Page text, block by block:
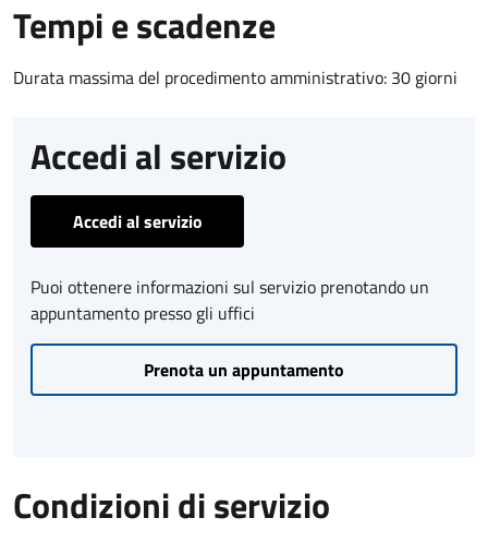
Tempi e scadenze
Durata massima del procedimento amministrativo: 30 giorni
Accedi al servizio
Accedi al servizio
Puoi ottenere informazioni sul servizio prenotando un
appuntamento presso gli uffici
Prenota un appuntamento
Condizioni di servizio